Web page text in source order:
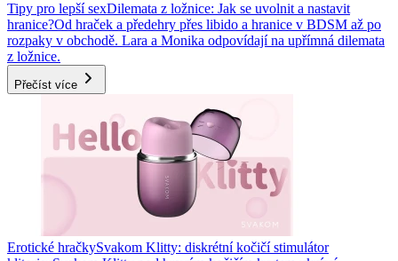
Tipy pro lepší sexDilemata z ložnice: Jak se uvolnit a nastavit
hranice?Od hraček a předehry přes libido a hranice v BDSM až po
rozpaky v obchodě. Lara a Monika odpovídají na upřímná dilemata
z ložnice.
Přečíst více
Erotické hračkySvakom Klitty: diskrétní kočičí stimulátor